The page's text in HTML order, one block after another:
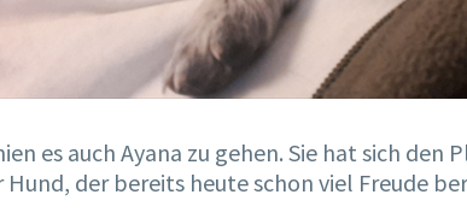
es auch Ayana zu gehen. Sie hat sich
der bereits heute schon viel Freude